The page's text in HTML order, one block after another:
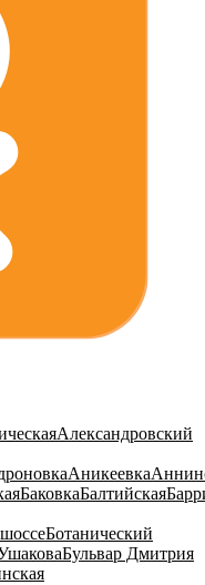
Александровский
Аникеевка
БаковкаБалтийская
Ботанический
Бульвар Дмитрия